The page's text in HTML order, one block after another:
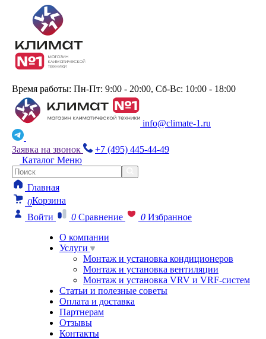
Время работы: Пн-Пт: 9:00 - 20:00, Сб-Вс: 10:00 - 18:00
info@climate-1.ru
Заявка на звонок
+7 (495) 445-44-49
Каталог Меню
Главная
0Корзина
Войти
0 Сравнение 0 Избранное
О компании
Услуги
Монтаж и установка кондиционеров
Монтаж и установка вентиляции
Монтаж и установка VRV и VRF-систем
Статьи и полезные советы
Оплата и доставка
Партнерам
Отзывы
Контакты